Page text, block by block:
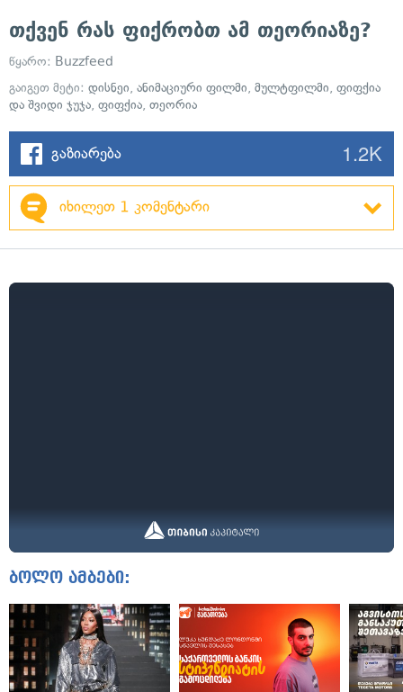
თქვენ რას ფიქრობთ ამ თეორიაზე?
წყარო: Buzzfeed
გაიგეთ მეტი: დისნეი, ანიმაციური ფილმი, მულტფილმი, ფიფქია
და შვიდი ჯუჯა, ფიფქია, თეორია
გაზიარება 1.2K
იხილეთ 1 კომენტარი
ბოლო ამბები: